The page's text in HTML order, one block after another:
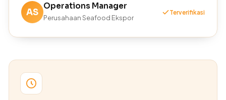
AS
Operations Manager
Perusahaan Seafood Ekspor
Terverifikasi